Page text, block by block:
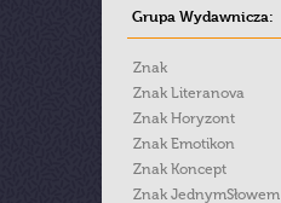
Grupa Wydawnicza:
Znak
Znak Literanova
Znak Horyzont
Znak Emotikon
Znak Koncept
Znak JednymSłowem